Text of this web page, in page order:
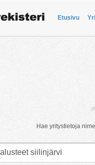
Etusivu
Hae yritystietoja